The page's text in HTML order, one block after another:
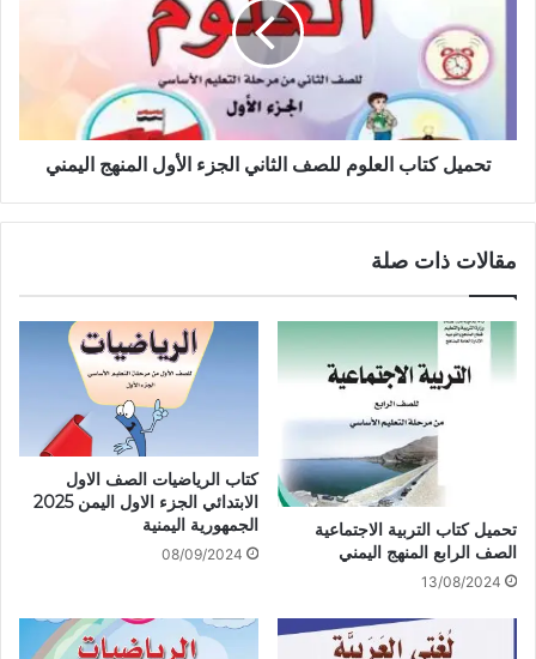
تحميل كتاب العلوم للصف الثاني الجزء الأول المنهج اليمني
مقالات ذات صلة
تحميل كتاب التربية الاجتماعية
الصف الرابع المنهج اليمني
13/08/2024
كتاب الرياضيات الصف الاول
الابتدائي الجزء الاول اليمن 2025
الجمهورية اليمنية
08/09/2024